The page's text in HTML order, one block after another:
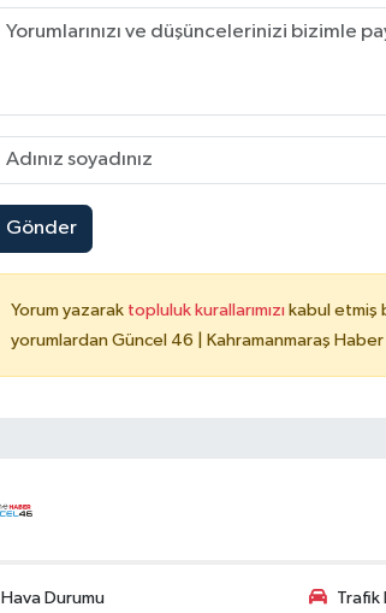
Gönder
Yorum yazarak topluluk kurallarımızı kabul etmiş
yorumlardan Güncel 46 | Kahramanmaraş
Hava Durumu Trafik